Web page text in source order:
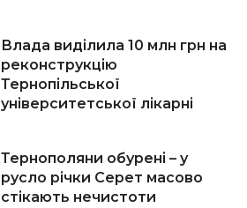
Влада виділила 10 млн грн на
реконструкцію
Тернопільської
університетської лікарні
Тернополяни обурені – у
русло річки Серет масово
стікають нечистоти